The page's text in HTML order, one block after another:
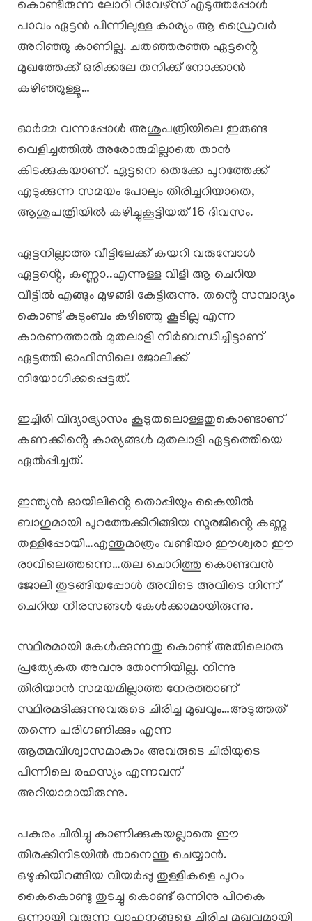
കൊണ്ടിരുന്ന ലോറി റിവേഴ്സ് എടുത്തപ്പോൾ
പാവം ഏട്ടൻ പിന്നിലുള്ള കാര്യം ആ ഡ്രൈവർ
അറിഞ്ഞു കാണില്ല. ചതഞ്ഞരഞ്ഞ ഏട്ടൻ്റെ
മുഖത്തേക്ക് ഒരിക്കലേ തനിക്ക് നോക്കാൻ
കഴിഞ്ഞുള്ളൂ…
ഓർമ്മ വന്നപ്പോൾ അശുപത്രിയിലെ ഇരുണ്ട
വെളിച്ചത്തിൽ അരോരുമില്ലാതെ താൻ
കിടക്കുകയാണ്. ഏട്ടനെ തെക്കേ പുറത്തേക്ക്
എടുക്കുന്ന സമയം പോലും തിരിച്ചറിയാതെ,
ആശുപത്രിയിൽ കഴിച്ചുകൂട്ടിയത് 16 ദിവസം.
ഏട്ടനില്ലാത്ത വീട്ടിലേക്ക് കയറി വരുമ്പോൾ
ഏട്ടൻ്റെ, കണ്ണാ..എന്നുള്ള വിളി ആ ചെറിയ
വീട്ടിൽ എങ്ങും മുഴങ്ങി കേട്ടിരുന്നു. തൻ്റെ സമ്പാദ്യം
കൊണ്ട് കുടുംബം കഴിഞ്ഞു കൂടില്ല എന്ന
കാരണത്താൽ മുതലാളി നിർബന്ധിച്ചിട്ടാണ്
ഏട്ടത്തി ഓഫീസിലെ ജോലിക്ക്
നിയോഗിക്കപ്പെട്ടത്.
ഇച്ചിരി വിദ്യാഭ്യാസം കൂടുതലൊള്ളതുകൊണ്ടാണ്
കണക്കിൻ്റെ കാര്യങ്ങൾ മുതലാളി ഏട്ടത്തിെയെ
ഏൽപ്പിച്ചത്.
ഇന്ത്യൻ ഓയിലിൻ്റെ തൊപ്പിയും കൈയിൽ
ബാഗുമായി പുറത്തേക്കിറിങ്ങിയ സൂരജിൻ്റെ കണ്ണു
തള്ളിപ്പോയി…എന്തുമാത്രം വണ്ടിയാ ഈശ്വരാ ഈ
രാവിലെത്തന്നെ…തല ചൊറിത്തു കൊണ്ടവൻ
ജോലി തുടങ്ങിയപ്പോൾ അവിടെ അവിടെ നിന്ന്
ചെറിയ നീരസങ്ങൾ കേൾക്കാമായിരുന്നു.
സ്ഥിരമായി കേൾക്കുന്നതു കൊണ്ട് അതിലൊരു
പ്രത്യേകത അവനു തോന്നിയില്ല. നിന്നു
തിരിയാൻ സമയമില്ലാത്ത നേരത്താണ്
സ്ഥിരമടിക്കുന്നുവരുടെ ചിരിച്ച മുഖവും…അടുത്തത്
തന്നെ പരിഗണിക്കും എന്ന
ആത്മവിശ്വാസമാകാം അവരുടെ ചിരിയുടെ
പിന്നിലെ രഹസ്യം എന്നവന്
അറിയാമായിരുന്നു.
പകരം ചിരിച്ചു കാണിക്കുകയല്ലാതെ ഈ
തിരക്കിനിടയിൽ താനെന്തു ചെയ്യാൻ.
ഒഴുകിയിറങ്ങിയ വിയർപ്പു തുള്ളികളെ പുറം
കൈകൊണ്ടു തുടച്ചു കൊണ്ട് ഒന്നിനു പിറകെ